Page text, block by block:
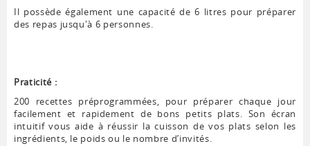
Il possède également une capacité de 6 litres pour préparer
des repas jusqu'à 6 personnes.
Praticité :
200 recettes préprogrammées, pour préparer chaque jour
facilement et rapidement de bons petits plats. Son écran
intuitif vous aide à réussir la cuisson de vos plats selon les
ingrédients, le poids ou le nombre d’invités.